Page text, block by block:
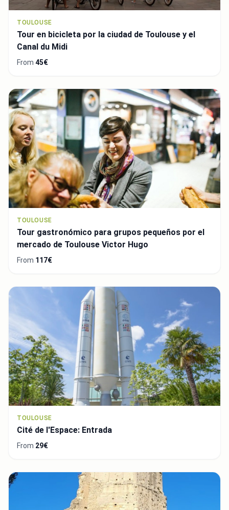
TOULOUSE
Tour en bicicleta por la ciudad de Toulouse y el
Canal du Midi
From 45€
TOULOUSE
Tour gastronómico para grupos pequeños por el
mercado de Toulouse Victor Hugo
From 117€
TOULOUSE
Cité de l'Espace: Entrada
From 29€